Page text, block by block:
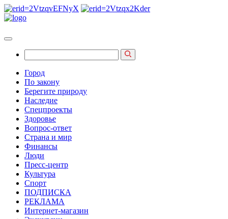
Город
По закону
Берегите природу
Наследие
Спецпроекты
Здоровье
Вопрос-ответ
Страна и мир
Финансы
Люди
Пресс-центр
Культура
Спорт
ПОДПИСКА
РЕКЛАМА
Интернет-магазин